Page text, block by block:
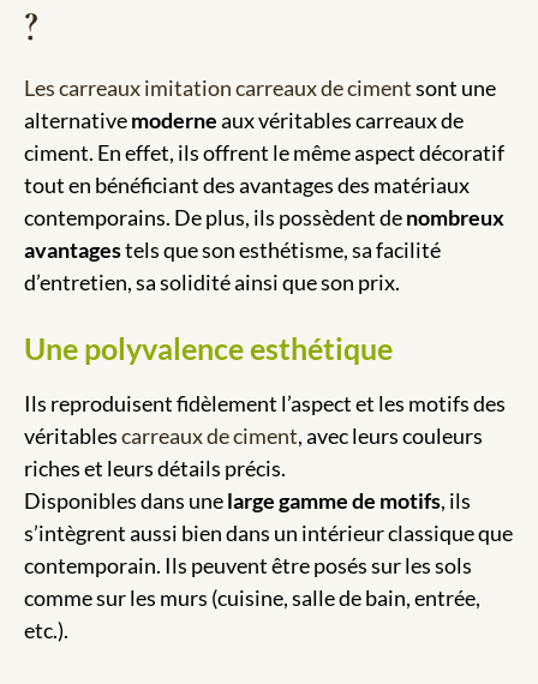
?
Les carreaux imitation carreaux de cimentsont une
alternativemoderneaux véritables carreaux de
ciment. En effet, ils offrent le même aspect décoratif
tout en bénéficiant des avantages des matériaux
contemporains. De plus, ils possèdent denombreux
avantagestels que son esthétisme, sa facilité
d’entretien, sa solidité ainsi que son prix.
Une polyvalence esthétique
Ils reproduisent fidèlement l’aspect et les motifs des
véritablescarreaux de ciment, avec leurs couleurs
riches et leurs détails précis.
Disponibles dans unelarge gamme de motifs, ils
s’intègrent aussi bien dans un intérieur classique que
contemporain. Ils peuvent être posés sur les sols
comme sur les murs (cuisine, salle de bain, entrée,
etc.).